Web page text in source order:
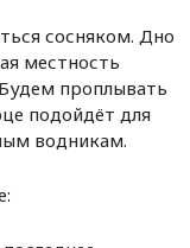
сосняком. Дно
местность
проплывать
подойдёт для
водникам.